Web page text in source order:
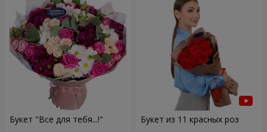
Букет "Все для тебя...!" Букет из 11 красных роз